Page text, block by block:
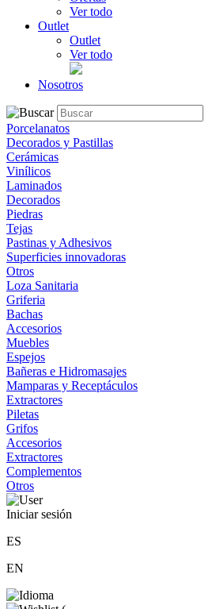
Ver todo
Outlet
Outlet
Ver todo
Nosotros
Porcelanatos
Decorados y Pastillas
Cerámicas
Vinílicos
Laminados
Decorados
Piedras
Tejas
Pastinas y Adhesivos
Superficies innovadoras
Otros
Loza Sanitaria
Griferia
Bachas
Accesorios
Muebles
Espejos
Bañeras e Hidromasajes
Mamparas y Receptáculos
Extractores
Piletas
Grifos
Accesorios
Extractores
Complementos
Otros
Iniciar sesión
ES
EN